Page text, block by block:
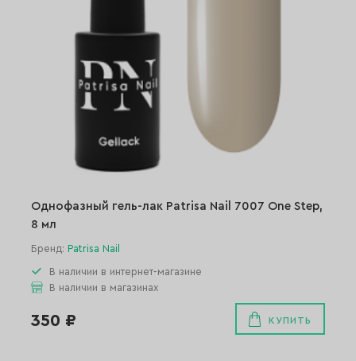
Однофазный гель-лак Patrisa Nail 7007 One Step,
8 мл
Бренд: Patrisa Nail
В наличии в интернет-магазине
В наличии в магазинах
350 ₽ КУПИТЬ